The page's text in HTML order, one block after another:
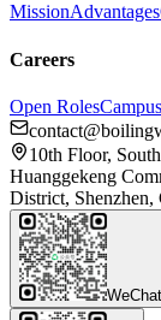
MissionAdvantages
Careers
Open Roles
10th Floor,
Huanggekeng
District, Shenzhen,
WeChat